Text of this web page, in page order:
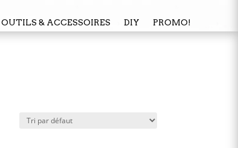
OUTILS & ACCESSOIRES DIY PROMO!